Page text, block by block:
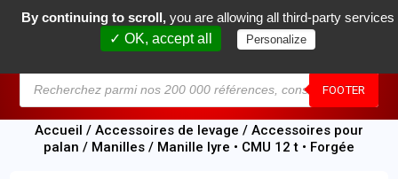
FOOTER
0
Accueil / Accessoires de levage / Accessoires pour
palan / Manilles / Manille lyre • CMU 12 t • Forgée
By continuing to scroll, you are allowing all third-party services
✓ OK, accept all
Personalize